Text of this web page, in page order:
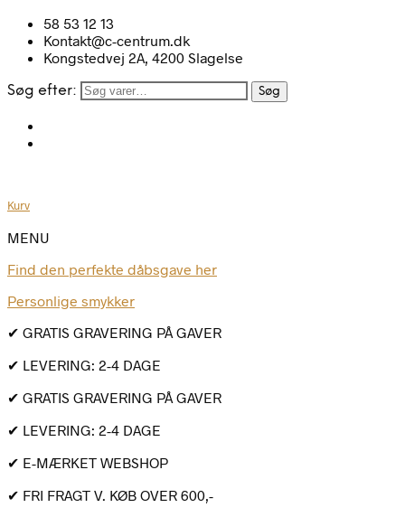
58 53 12 13
Kontakt@c-centrum.dk
Kongstedvej 2A, 4200 Slagelse
Søg efter: Søg
Kurv
MENU
Find den perfekte dåbsgave her
Personlige smykker
✔ GRATIS GRAVERING PÅ GAVER
✔ LEVERING: 2-4 DAGE
✔ GRATIS GRAVERING PÅ GAVER
✔ LEVERING: 2-4 DAGE
✔ E-MÆRKET WEBSHOP
✔ FRI FRAGT V. KØB OVER 600,-